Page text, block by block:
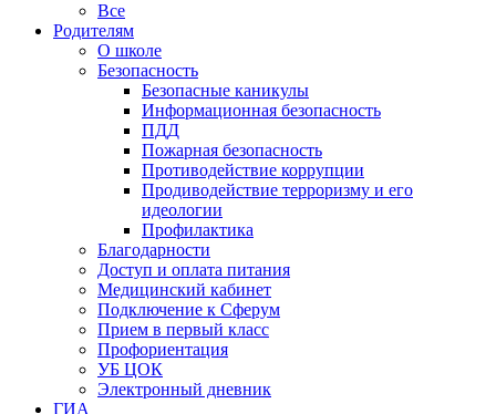
Все
Родителям
О школе
Безопасность
Безопасные каникулы
Информационная безопасность
ПДД
Пожарная безопасность
Противодействие коррупции
Продиводействие терроризму и его
идеологии
Профилактика
Благодарности
Доступ и оплата питания
Медицинский кабинет
Подключение к Сферум
Прием в первый класс
Профориентация
УБ ЦОК
Электронный дневник
ГИА